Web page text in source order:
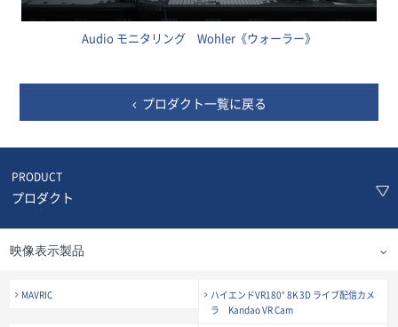
Audio モニタリング Wohler《ウォーラー》
プロダクト一覧に戻る
PRODUCT
プロダクト
映像表示製品
MAVRIC
ハイエンドVR180° 8K 3D ライブ配信カメ
ラ Kandao VR Cam